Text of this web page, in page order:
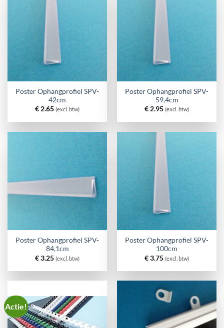
Poster Ophangprofiel SPV-
42cm
€ 2.65 (excl. btw)
Poster Ophangprofiel SPV-
59,4cm
€ 2.95 (excl. btw)
Poster Ophangprofiel SPV-
84,1cm
€3.25 (excl. btw)
Poster Ophangprofiel SPV-
100cm
€3.75 (excl. btw)
Actie!